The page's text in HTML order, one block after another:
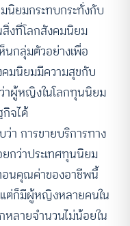
นิยมกระทบกระทั่งกับ
งที่โลกสังคมนิยม
นกลุ่มตัวอย่างเพื่อ
มนิยมมีความสุขกับ
ว่าผู้หญิงในโลกทุนนิยม
กิจได้
า การขายบริการทาง
กว่าประเทศทุนนิยม
ทอนคุณค่าของอาชีพนี้
ต่ก็มีผู้หญิงหลายคนใน
ลายจำนวนไม่น้อยใน